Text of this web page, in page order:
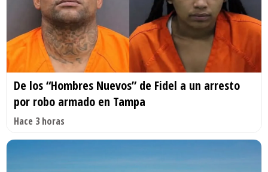
De los “Hombres Nuevos” de Fidel a un arresto
por robo armado en Tampa
Hace 3 horas